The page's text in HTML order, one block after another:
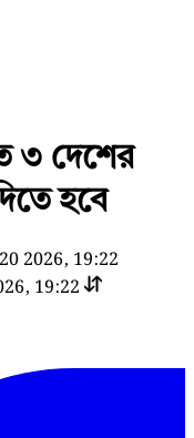
৩ দেশের
হবে
2026, 19:22
19:22